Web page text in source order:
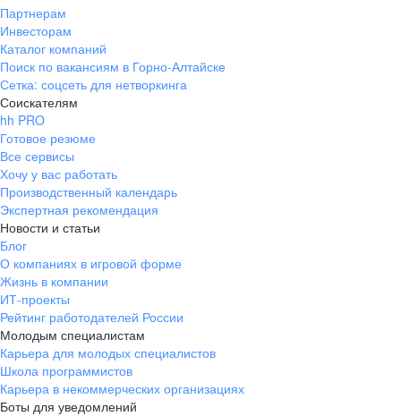
Партнерам
Инвесторам
Каталог компаний
Поиск по вакансиям в Горно-Алтайске
Сетка: соцсеть для нетворкинга
Соискателям
hh PRO
Готовое резюме
Все сервисы
Хочу у вас работать
Производственный календарь
Экспертная рекомендация
Новости и статьи
Блог
О компаниях в игровой форме
Жизнь в компании
ИТ-проекты
Рейтинг работодателей России
Молодым специалистам
Карьера для молодых специалистов
Школа программистов
Карьера в некоммерческих организациях
Боты для уведомлений